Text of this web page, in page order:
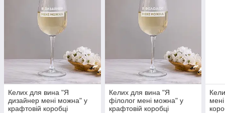
Келих для вина "Я
дизайнер мені можна" у
крафтовій коробці
Келих для вина "Я
філолог мені можна" у
крафтовій коробці